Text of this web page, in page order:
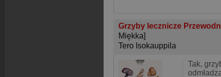
Grzyby lecznicze
Miękka]
Tero Isokauppila
Tak,